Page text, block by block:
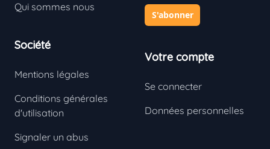
Qui sommes nous
Société
Mentions légales
Conditions générales
d'utilisation
Signaler un abus
S'abonner
Votre compte
Se connecter
Données personnelles